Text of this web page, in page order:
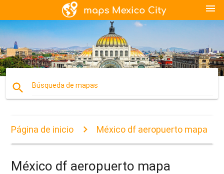
menu
search Búsqueda de mapas
Página de inicio México df aeropuerto mapa
México df aeropuerto mapa